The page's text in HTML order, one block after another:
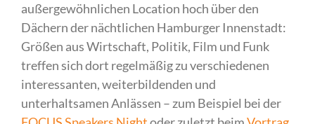
außergewöhnlichen Location hoch über den
Dächern der nächtlichen Hamburger Innenstadt:
Größen aus Wirtschaft, Politik, Film und Funk
treffen sich dort regelmäßig zu verschiedenen
interessanten, weiterbildenden und
unterhaltsamen Anlässen – zum Beispiel bei der